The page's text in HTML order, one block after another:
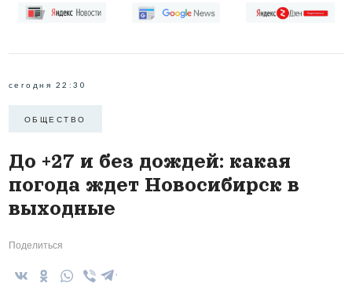
сегодня 22:30
ОБЩЕСТВО
До +27 и без дождей: какая
погода ждет Новосибирск в
выходные
Поделиться